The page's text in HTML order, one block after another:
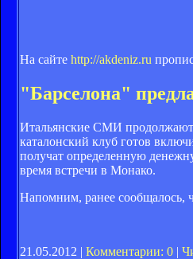
На сайте http://akdeniz.ru
"Барселона"
Итальянские СМИ
каталонский клуб готов
получат определенную
время встречи в Монако.
Напомним, ранее сообщалось,
21.05.2012 | Комментарии: 0 |